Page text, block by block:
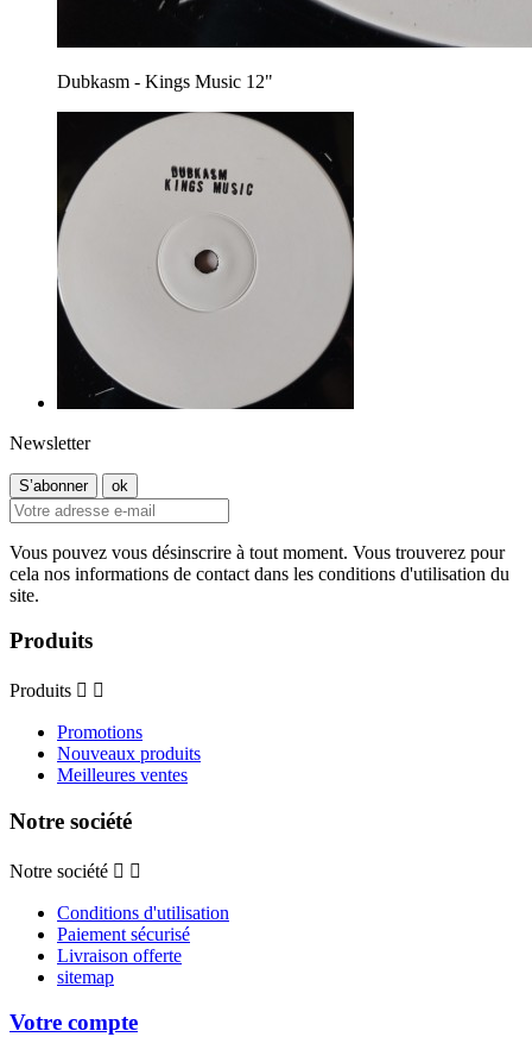
Dubkasm - Kings Music 12"
Newsletter
Vous pouvez vous désinscrire à tout moment. Vous trouverez pour
cela nos informations de contact dans les conditions d'utilisation du
site.
Produits
Produits  
Promotions
Nouveaux produits
Meilleures ventes
Notre société
Notre société  
Conditions d'utilisation
Paiement sécurisé
Livraison offerte
sitemap
Votre compte